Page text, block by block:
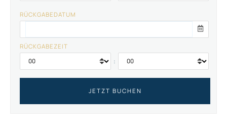
RÜCKGABEDATUM
RÜCKGABEZEIT
: